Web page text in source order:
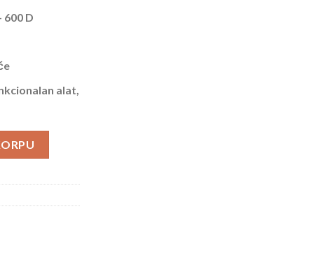
D
alat,